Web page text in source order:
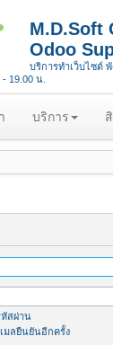
M.D.Soft
Odoo
บริการทำเว็บไซต์
19.00 น.
บริการ
สผ่าน
มลยืนยันอีกครั้ง